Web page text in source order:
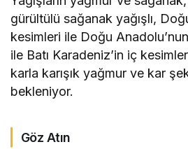
gürültülü sağanak yağışlı,
kesimleri ile Doğu
ile Batı Karadeniz’in iç
karla karışık yağmur ve kar
bekleniyor.
Göz Atın